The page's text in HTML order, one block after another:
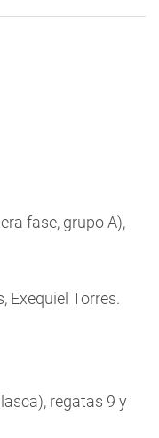
fase, grupo A),
Exequiel Torres.
regatas 9 y